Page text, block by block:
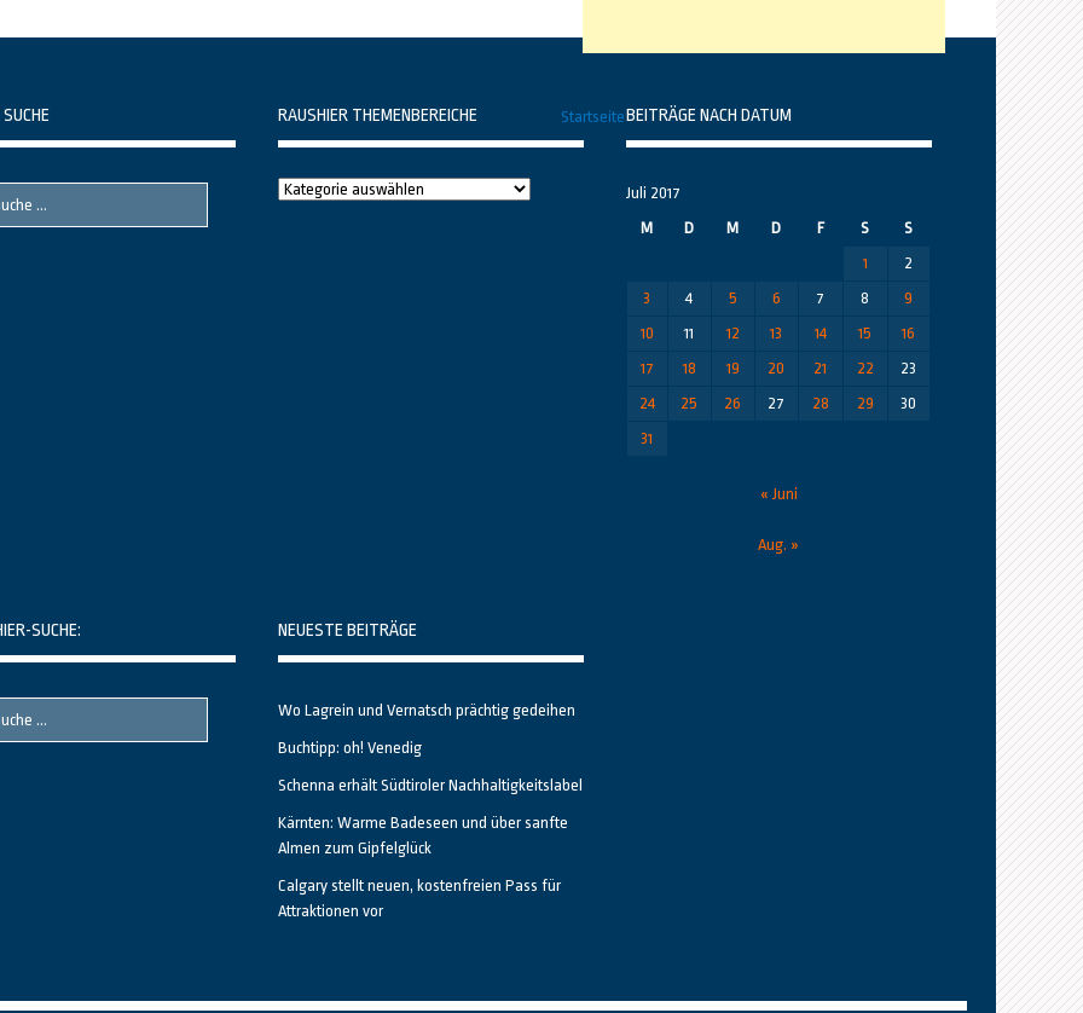
Startseite
RAUSHIER THEMENBEREICHE
Raushier
BEITRÄGE NACH DATUM
Juli 2017
M
D M D F S
S
1
2
3
4 5 6 7 8
9
10
11 12 13 14 15
16
17
18 19 20 21 22
23
24
25 26 27 28 29
30
31
« Juni
Aug. »
SUCHE: NEUESTE BEITRÄGE
Wo Lagrein und Vernatsch prächtig gedeihen
Buchtipp: oh! Venedig
Schenna erhält Südtiroler Nachhaltigkeitslabel
Kärnten: Warme Badeseen und über sanfte
Almen zum Gipfelglück
Calgary stellt neuen, kostenfreien Pass für
Attraktionen vor